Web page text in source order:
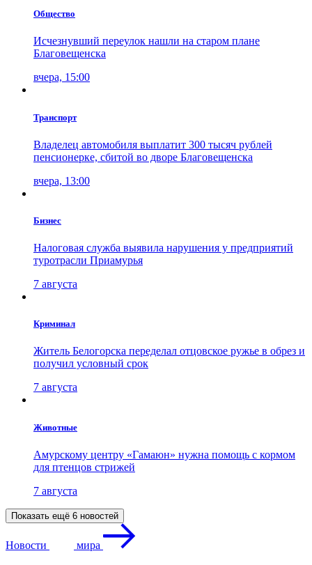
Общество
Исчезнувший переулок нашли на старом плане
Благовещенска
вчера, 15:00
Транспорт
Владелец автомобиля выплатит 300 тысяч рублей
пенсионерке, сбитой во дворе Благовещенска
вчера, 13:00
Бизнес
Налоговая служба выявила нарушения у предприятий
туротрасли Приамурья
7 августа
Криминал
Житель Белогорска переделал отцовское ружье в обрез и
получил условный срок
7 августа
Животные
Амурскому центру «Гамаюн» нужна помощь с кормом
для птенцов стрижей
7 августа
Показать ещё 6 новостей
Новости мира